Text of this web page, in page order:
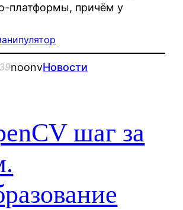
платформы, причём у
noonvНовости
шаг за